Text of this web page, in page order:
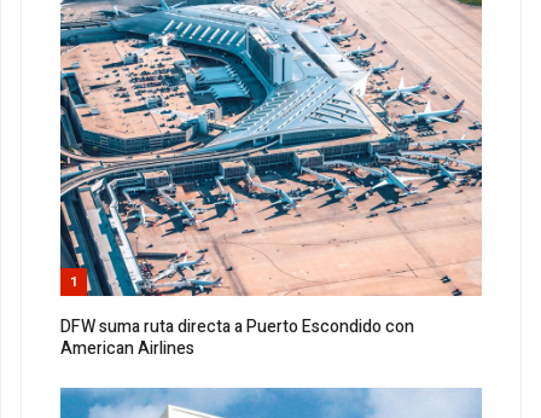
1
DFW suma ruta directa a Puerto Escondido con
American Airlines